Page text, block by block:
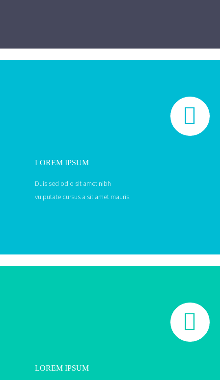


LOREM IPSUM
Duis sed odio sit amet nibh
vulputate cursus a sit amet mauris.


LOREM IPSUM